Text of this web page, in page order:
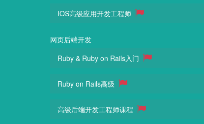
IOS高级应用开发工程师
网页后端开发
Ruby & Ruby on Rails入门
Ruby on Rails高级
高级后端开发工程师课程